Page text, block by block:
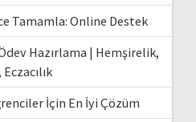
Tamamla: Online Destek
Hazırlama | Hemşirelik,
Eczacılık
İçin En İyi Çözüm